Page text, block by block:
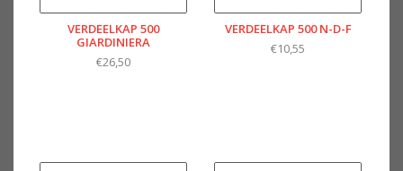
VERDEELKAP 500
GIARDINIERA
€26,50
VERDEELKAP 500 N-D-F
€10,55